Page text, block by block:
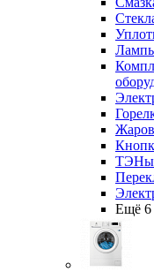
ТЭНы
Ещё 6